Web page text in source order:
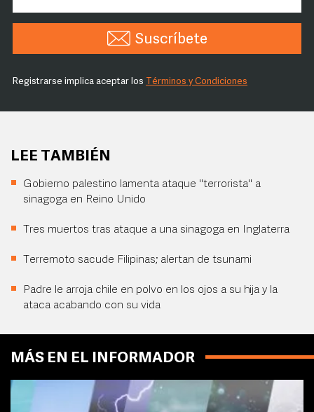
Suscríbete
Registrarse implica aceptar los Términos y Condiciones
LEE TAMBIÉN
Gobierno palestino lamenta ataque "terrorista" a
sinagoga en Reino Unido
Tres muertos tras ataque a una sinagoga en Inglaterra
Terremoto sacude Filipinas; alertan de tsunami
Padre le arroja chile en polvo en los ojos a su hija y la
ataca acabando con su vida
MÁS EN EL INFORMADOR